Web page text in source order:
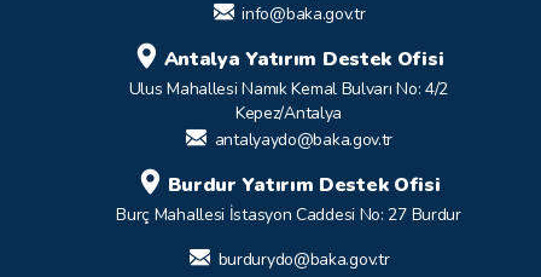
info@baka.gov.tr
Antalya Yatırım Destek Ofisi
Ulus Mahallesi Namık Kemal Bulvarı No: 4/2
Kepez/Antalya
antalyaydo@baka.gov.tr
Burdur Yatırım Destek Ofisi
Burç Mahallesi İstasyon Caddesi No: 27 Burdur
burdurydo@baka.gov.tr